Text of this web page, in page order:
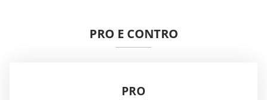
PRO E CONTRO
PRO